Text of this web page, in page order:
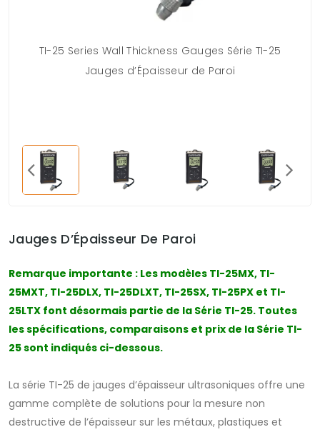
TI-25 Series Wall Thickness Gauges Série TI-25
Jauges d’Épaisseur de Paroi
Jauges D’Épaisseur De Paroi
Remarque importante : Les modèles TI-25MX, TI-
25MXT, TI-25DLX, TI-25DLXT, TI-25SX, TI-25PX et TI-
25LTX font désormais partie de la Série TI-25. Toutes
les spécifications, comparaisons et prix de la Série TI-
25 sont indiqués ci-dessous.
La série TI-25 de jauges d’épaisseur ultrasoniques offre une
gamme complète de solutions pour la mesure non
destructive de l’épaisseur sur les métaux, plastiques et